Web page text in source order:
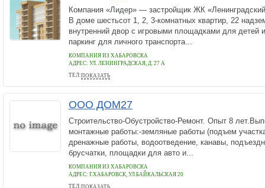
Компания «Лидер» — застройщик ЖК
В доме шестьсот 1, 2, 3-комнатных квартир, 22
внутренний двор с игровыми площадками для детей
паркинг для личного транспорта...
КОМПАНИЯ ИЗ ХАБАРОВСКА
АДРЕС: УЛ. ЛЕНИНГРАДСКАЯ, Д. 27 А
ТЕЛ:ПОКАЗАТЬ
+7 (4212) 47-73-33
ООО ДОМ27
Строительство-Обустройство-Ремонт. Опыт 8
монтажные работы:-земляные работы (подъем
дренажные работы, водоотведение, канавы,
брусчатки, площадки для авто и...
КОМПАНИЯ ИЗ ХАБАРОВСКА
АДРЕС: Г.ХАБАРОВСК, УЛ.БАЙКАЛЬСКАЯ 20
ТЕЛ:ПОКАЗАТЬ
89244031559